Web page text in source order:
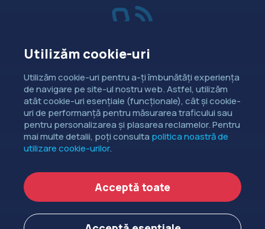
Vânzări
Dorești să intri în contact cu
departamentul de relații comerciale?
CONTACTEAZĂ-NE
Copyright ©EXTENDED DEV SRL2006-2026.
Politica de cookie-uri
Politica de confidențialitate
Utilizăm cookie-uri
Utilizăm cookie-uri pentru a-ți îmbunătăți experiența
de navigare pe site-ul nostru web. Astfel, utilizăm
atât cookie-uri esențiale (funcționale), cât și cookie-
uri de performanță pentru măsurarea traficului sau
pentru personalizarea și plasarea reclamelor. Pentru
mai multe detalii, poți consulta politica noastră de
utilizare cookie-urilor.
Acceptă toate